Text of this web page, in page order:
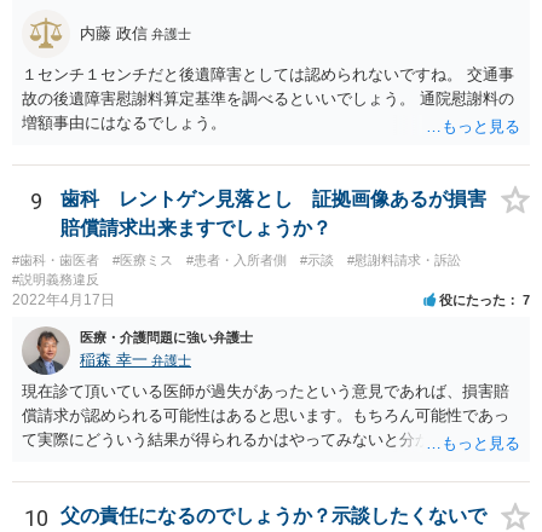
内藤 政信 弁護士
１センチ１センチだと後遺障害としては認められないですね。 交通事
故の後遺障害慰謝料算定基準を調べるといいでしょう。 通院慰謝料の
増額事由にはなるでしょう。
9
歯科 レントゲン見落とし 証拠画像あるが損害
賠償請求出来ますでしょうか？
#歯科・歯医者 #医療ミス #患者・入所者側 #示談
#慰謝料請求・訴訟
#説明義務違反
2022年4月17日 役にたった 7
医療・介護問題に強い弁護士
稲森 幸一 弁護士
現在診て頂いている医師が過失があったという意見であれば、損害賠
償請求が認められる可能性はあると思います。もちろん可能性であっ
て実際にどういう結果が得られるかはやってみないと分かりません
療費や精神的苦痛を受けた分の慰謝料や仕事に影響があれば休業損害
などが考えられます。 頑張ってください。
10
父の責任になるのでしょうか？示談したくないで